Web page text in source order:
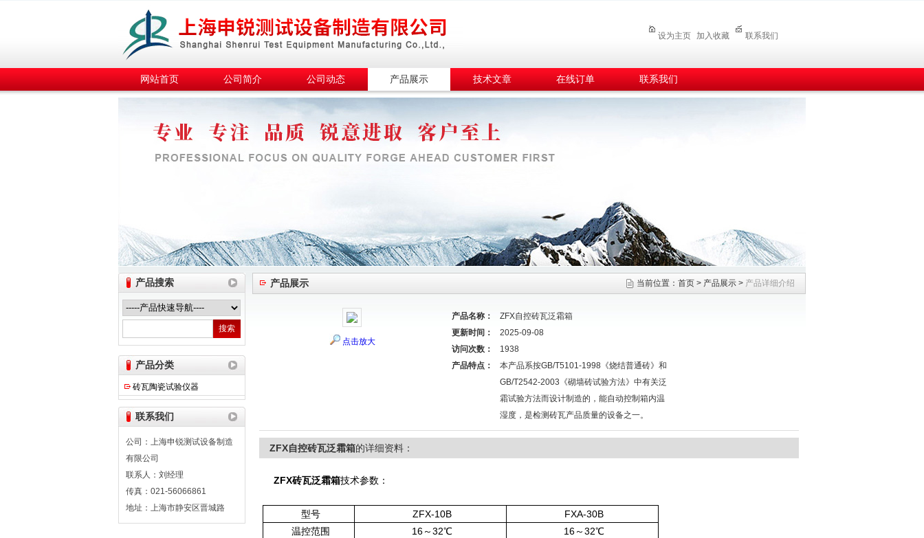
上海申锐测试设备制造有限公司
设为主页 加入收藏 联系我们
网站首页 公司简介 公司动态 产品展示 技术文章 在线订单 联系我们
产品搜索
产品分类
砖瓦陶瓷试验仪器
联系我们
公司：上海申锐测试设备制造
有限公司
联系人：刘经理
传真：021-56066861
地址：上海市静安区晋城路
产品展示 当前位置： 首页 > 产品展示 > 产品详细介绍
点击放大
产品名称：
ZFX自控砖瓦泛霜箱
更新时间：
2025-09-08
访问次数：
1938
产品特点：
本产品系按GB/T5101-1998《烧结普通砖》和
GB/T2542-2003《砌墙砖试验方法》中有关泛
霜试验方法而设计制造的，能自动控制箱内温
湿度，是检测砖瓦产品质量的设备之一。
ZFX自控砖瓦泛霜箱的详细资料：
ZFX砖瓦泛霜箱技术参数：
型号 ZFX-10B
FXA-30B
温控范围
16～32℃
16～32℃